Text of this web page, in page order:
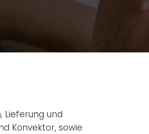
Lieferung und
Konvektor, sowie